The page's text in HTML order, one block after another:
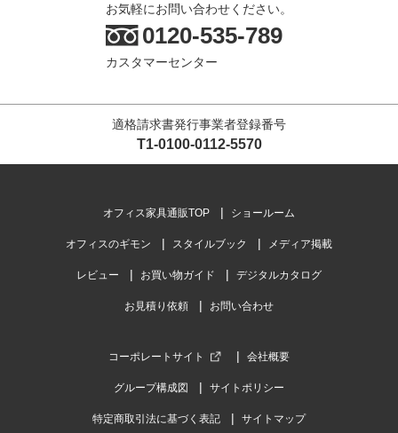
お気軽にお問い合わせください。
0120-535-789
カスタマーセンター
適格請求書発行事業者登録番号
T1-0100-0112-5570
オフィス家具通販TOP ショールーム
オフィスのギモン スタイルブック メディア掲載
レビュー お買い物ガイド デジタルカタログ
お見積り依頼 お問い合わせ
コーポレートサイト 会社概要
グループ構成図 サイトポリシー
特定商取引法に基づく表記 サイトマップ